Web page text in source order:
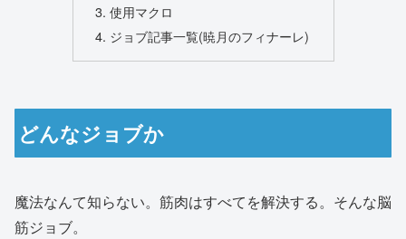
使用マクロ
ジョブ記事一覧(暁月のフィナーレ)
どんなジョブか
魔法なんて知らない。筋肉はすべてを解決する。そんな脳
筋ジョブ。